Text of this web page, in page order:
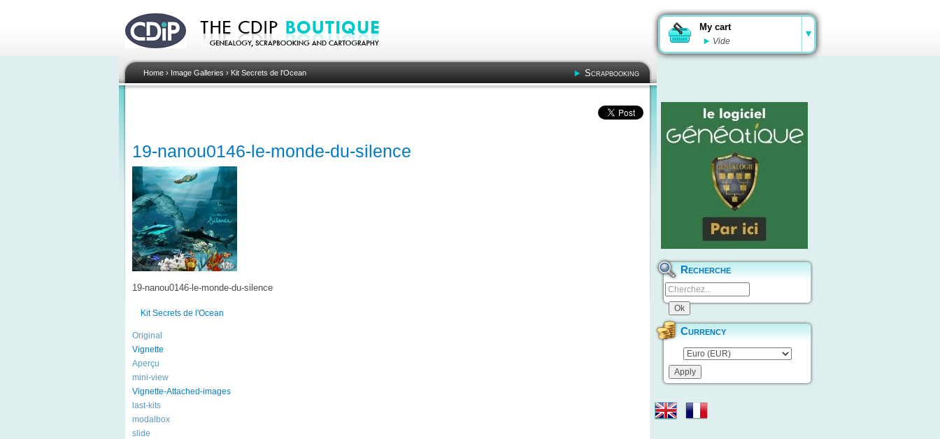
My cart
Vide
Home› Image Galleries › Kit Secrets de l'Ocean Scrapbooking
19-nanou0146-le-monde-du-silence
19-nanou0146-le-monde-du-silence
Kit Secrets de l'Ocean
Original
Vignette
Aperçu
mini-view
Vignette-Attached-images
last-kits
modalbox
slide
Recherche
Currency